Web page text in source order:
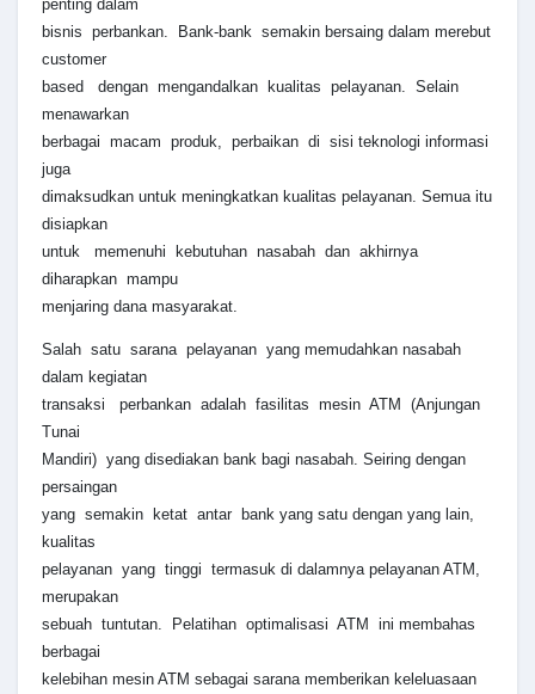
penting dalam
bisnis perbankan. Bank-bank semakin bersaing dalam merebut
customer
based dengan mengandalkan kualitas pelayanan. Selain
menawarkan
berbagai macam produk, perbaikan di sisi teknologi informasi
juga
dimaksudkan untuk meningkatkan kualitas pelayanan. Semua itu
disiapkan
untuk memenuhi kebutuhan nasabah dan akhirnya
diharapkan mampu
menjaring dana masyarakat.
Salah satu sarana pelayanan yang memudahkan nasabah
dalam kegiatan
transaksi perbankan adalah fasilitas mesin ATM (Anjungan
Tunai
Mandiri) yang disediakan bank bagi nasabah. Seiring dengan
persaingan
yang semakin ketat antar bank yang satu dengan yang lain,
kualitas
pelayanan yang tinggi termasuk di dalamnya pelayanan ATM,
merupakan
sebuah tuntutan. Pelatihan optimalisasi ATM ini membahas
berbagai
kelebihan mesin ATM sebagai sarana memberikan keleluasaan